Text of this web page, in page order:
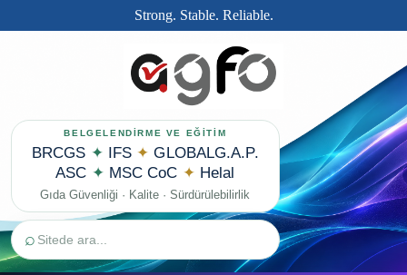
Strong. Stable. Reliable.
BELGELENDİRME VE EĞİTİM
BRCGS ✦ IFS ✦ GLOBALG.A.P.
ASC ✦ MSC CoC ✦ Helal
Gıda Güvenliği · Kalite · Sürdürülebilirlik
⌕